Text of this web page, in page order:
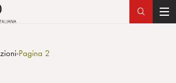
T
>Pagina 2